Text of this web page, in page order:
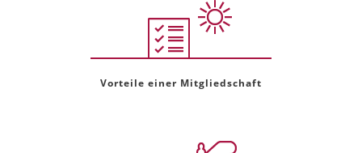
Vorteile einer Mitgliedschaft